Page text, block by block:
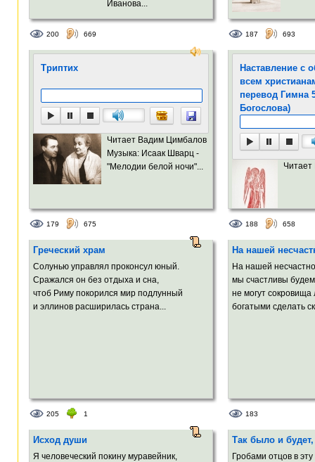
Иванова...
200 669 187 693
Триптих
Читает Вадим Цимбалов
Музыка: Исаак Шварц -
"Мелодии белой ночи"...
179 675
Наставление с
всем
перевод Гимна
Богослова)
188 658
Греческий храм
Солунью управлял проконсул юный.
Сражался он без отдыха и сна,
чтоб Риму покорился мир подлунный
и эллинов расширилась страна...
205 1
На нашей
На нашей
мы счастливы
не могут сокровища
богатыми сделать
183
Исход души
Я человеческий покину муравейник,
Так было и
Гробами отцов в